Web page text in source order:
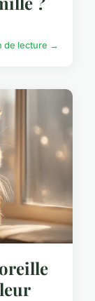
de lecture →